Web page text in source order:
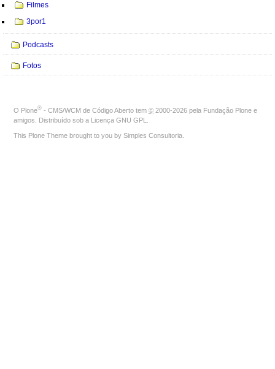
Filmes
3por1
Podcasts
Fotos
O Plone® - CMS/WCM de Código Aberto tem © 2000-2026 pela Fundação Plone e
amigos. Distribuído sob a Licença GNU GPL
This Plone Theme brought to you by Simples Consultoria